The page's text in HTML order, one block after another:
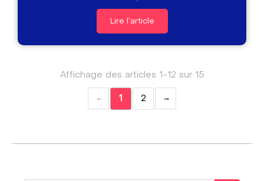
Lire l'article
Affichage des articles 1-12 sur 15
1 2